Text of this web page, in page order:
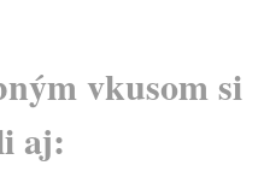
vkusom si
aj: